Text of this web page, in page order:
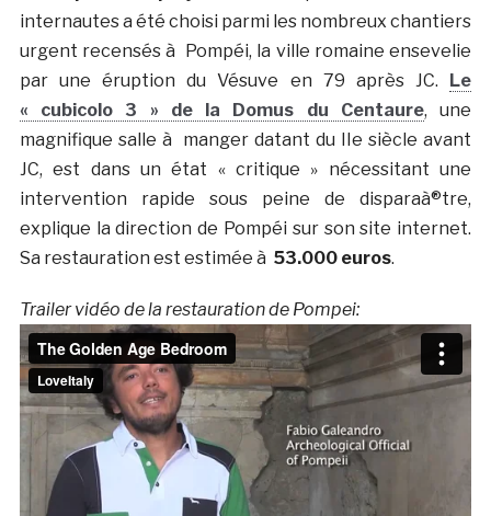
internautes a été choisi parmi les nombreux chantiers
urgent recensés à Pompéi, la ville romaine ensevelie
par une éruption du Vésuve en 79 après JC.
Le
« cubicolo 3 » de la Domus du Centaure, une
magnifique salle à manger datant du IIe siècle avant
JC, est dans un état « critique » nécessitant une
intervention rapide sous peine de disparaà®tre,
explique la direction de Pompéi sur son site internet.
Sa restauration est estimée à 53.000 euros.
Trailer vidéo de la restauration de Pompei: